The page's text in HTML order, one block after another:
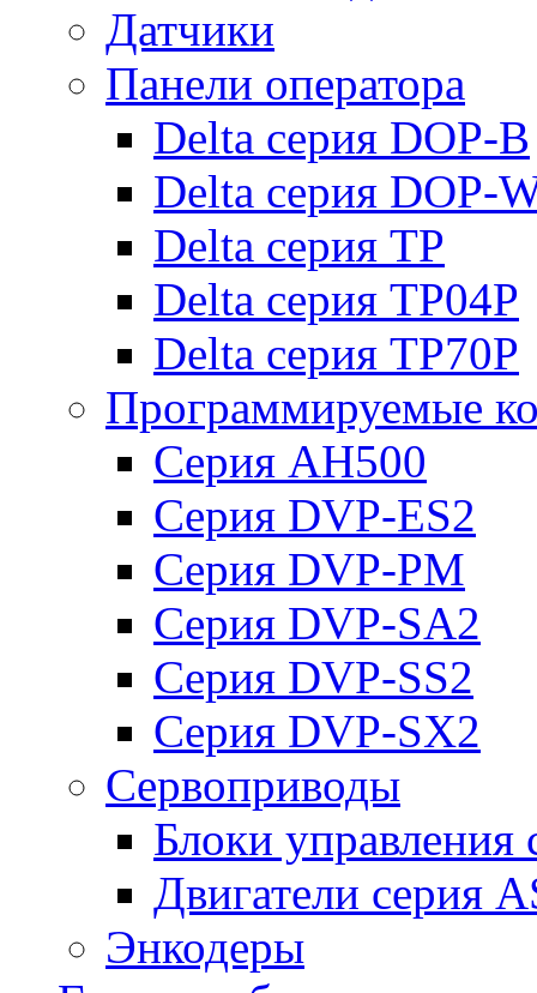
Датчики
Панели оператора
Delta серия DOP-B
Delta серия DOP-
Delta серия TP
Delta серия TP04P
Delta серия TP70P
Программируемые
Серия AH500
Серия DVP-ES2
Серия DVP-PM
Серия DVP-SA2
Серия DVP-SS2
Серия DVP-SX2
Сервоприводы
Блоки
Двигатели серия
Энкодеры